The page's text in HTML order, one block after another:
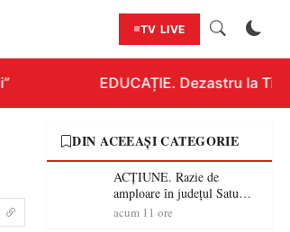
TV LIVE
EDUCAȚIE. Dezastru la
DIN ACEEAȘI CATEGORIE
ACȚIUNE. Razie de
amploare în județul Satu
Mare! Polițiștii au dat sute
acum 11 ore